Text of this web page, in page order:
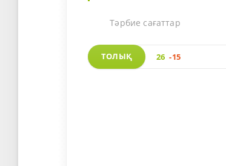
Тәрбие сағаттар
ТОЛЫҚ 26 -15